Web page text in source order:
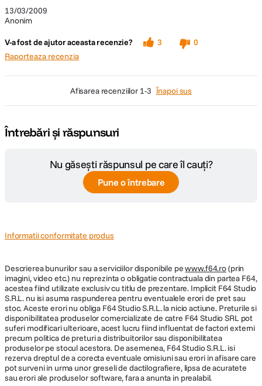
13/03/2009
Anonim
V-a fost de ajutor aceasta recenzie? 3
0
Raporteaza recenzia
afisarea recenziilor 1-3 Înapoi sus
Întrebări și răspunsuri
Nu găsești răspunsul pe care îl cauți?
Pune o întrebare
Informatii conformitate produs
Descrierea bunurilor sau a serviciilor disponibile pewww.f64.ro(prin
imagini, video etc.) nu reprezinta o obligatie contractuala din partea F64,
acestea fiind utilizate exclusiv cu titlu de prezentare. Implicit F64 Studio
S.R.L. nu isi asuma raspunderea pentru eventualele erori de pret sau
stoc. Aceste erori nu obliga F64 Studio S.R.L. la nicio actiune. Preturile si
disponibilitatea produselor comercializate de catre F64 Studio SRL pot
suferi modificari ulterioare, acest lucru fiind influentat de factori externi
precum politica de preturi a distribuitorilor sau disponibilitatea
produselor pe stocul acestora. De asemenea, F64 Studio S.R.L. isi
rezerva dreptul de a corecta eventuale omisiuni sau erori in afisare care
pot surveni in urma unor greseli de dactilografiere, lipsa de acuratete
sau erori ale produselor software, fara a anunta in prealabil.